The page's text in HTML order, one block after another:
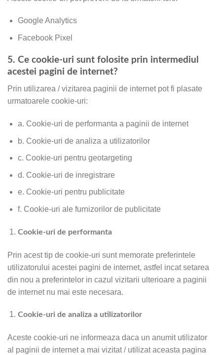
Google Analytics
Facebook Pixel
5. Ce cookie-uri sunt folosite prin intermediul
acestei pagini de internet?
Prin utilizarea / vizitarea paginii de internet pot fi plasate
urmatoarele cookie-uri:
a. Cookie-uri de performanta a paginii de internet
b. Cookie-uri de analiza a utilizatorilor
c. Cookie-uri pentru geotargeting
d. Cookie-uri de inregistrare
e. Cookie-uri pentru publicitate
f. Cookie-uri ale furnizorilor de publicitate
Cookie-uri de performanta
Prin acest tip de cookie-uri sunt memorate preferintele
utilizatorului acestei pagini de internet, astfel incat setarea
din nou a preferintelor in cazul vizitarii ulterioare a paginii
de internet nu mai este necesara.
Cookie-uri de analiza a utilizatorilor
Aceste cookie-uri ne informeaza daca un anumit utilizator
al paginii de internet a mai vizitat / utilizat aceasta pagina